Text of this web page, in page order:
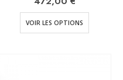
VOIR LES OPTIONS